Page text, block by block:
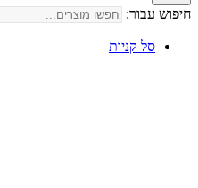
חיפוש עבור:
סל קניות